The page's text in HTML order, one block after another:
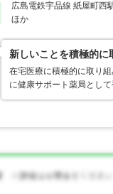
広島電鉄宇品線 紙屋町西
ほか
新しいことを積極的に
在宅医療に積極的に取り
に健康サポート薬局とし